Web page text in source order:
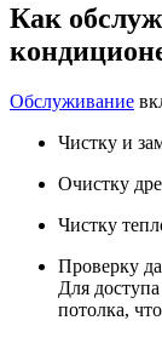
Как
Обслуживание
Чистку и
Очистку
Чистку
Проверку
Для
потолка,